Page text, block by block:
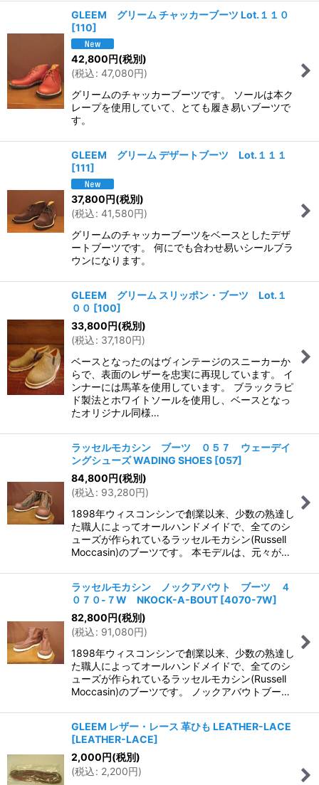
GLEEM グリーム チャッカーブーツ Lot.１１０
[110]
42,800円(税別)
(税込: 47,080円)
グリームのチャッカーブーツです。 ソールは本ク
レープを使用していて、とても履き易いブーツで
す。
GLEEM グリーム デザートブーツ Lot.１１１
[111]
37,800円(税別)
(税込: 41,580円)
グリームのチャッカーブーツをベースとしたデザ
ートブーツです。 何にでも合わせ易いシールブラ
ウンになります。
GLEEM グリーム スリッポン・ブーツ Lot.１
００ [100]
33,800円(税別)
(税込: 37,180円)
ベースとなったのはヴィンテージのスニーカーか
らで、表面のレザーを忠実に再現しています。 イ
ンナーには馬革を使用しています。 ブラックラピ
ド製法とホワイトソールを使用し、ベースとなっ
たオリジナル同様…
ラッセルモカシン ブーツ ０５７ ウェーデイ
ングシューズ WADING SHOES [057]
84,800円(税別)
(税込: 93,280円)
1898年ウィスコンシンで創業以来、少数の熟達し
た職人によってオールハンドメイドで、全てのシ
ューズが作られているラッセルモカシン(Russell
Moccasin)のブーツです。 本モデルは、元々が…
ラッセルモカシン ノックアバウト ブーツ ４
０７０-７W NKOCK-A-BOUT [4070-7W]
82,800円(税別)
(税込: 91,080円)
1898年ウィスコンシンで創業以来、少数の熟達し
た職人によってオールハンドメイドで、全てのシ
ューズが作られているラッセルモカシン(Russell
Moccasin)のブーツです。 ノックアバウトブー…
GLEEM レザー・レース 革ひも LEATHER-LACE
[LEATHER-LACE]
2,000円(税別)
(税込: 2,200円)